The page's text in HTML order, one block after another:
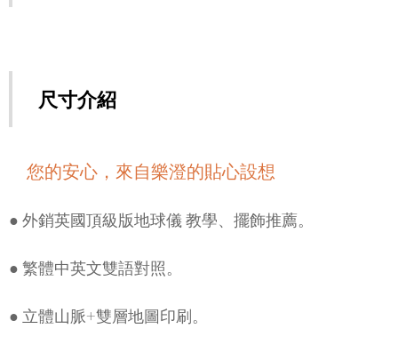
尺寸介紹
您的安心，來自樂澄的貼心設想
● 外銷英國頂級版地球儀 教學、擺飾推薦。
● 繁體中英文雙語對照。
● 立體山脈+雙層地圖印刷。